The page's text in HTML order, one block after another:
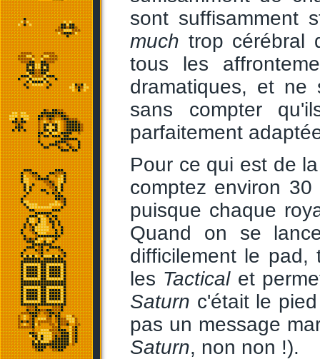
sont suffisamment
much trop cérébral
tous les
dramatiques, et ne
sans compter
parfaitement
Pour ce qui est de
comptez environ
puisque chaque
Quand on se
difficilement le
les Tacticalet
Saturn c'était le
pas un message
Saturn, non non !).